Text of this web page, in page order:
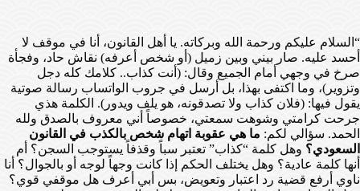
“السلام عليكم ورحمة الله وبركاته. يا أهل القانون، أنا في موقف لا
أحسد عليه. صار بيني وبين زميل (أو شخص أعرفه) نقاش حاد، وفجأة
صرخ في وجهي أمام الجميع وقال: (أنت كذاب.. كلامك كله دجل
وتزوير)، وما اكتفى بهذا، بل أرسل في جروب الواتساب رسالة صوتية
يقول فيها: (فلان كذاب ولا تصدقونه، هو يلف ويدور). الكلمة هذي
جرحت كرامتي وشوهت سمعتي، خصوصاً أني معروف بالصدق ولله
الحمد. سؤالي لكم: ما هي عقوبة اتهام شخص بالكذب في القانون
السعودي؟ وهل كلمة “كذاب” تعتبر سباً وقذفاً يستوجب السجن؟ أم
أنها كلمة عادية؟ وهل يختلف الحكم إذا كانت وجهاً لوجه أو بالجوال؟ أنا
ناوي أرفع قضية رد اعتبار وتعويض، بس أبي أعرف هل موقفي قوي؟